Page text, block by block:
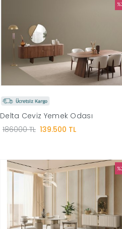
Delta Ceviz Yemek Odası
186000 TL 139.500 TL